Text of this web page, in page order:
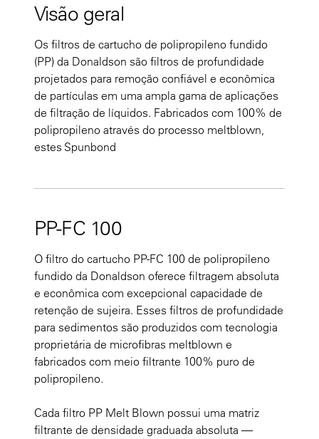
Visão geral
Os filtros de cartucho de polipropileno fundido
(PP) da Donaldson são filtros de profundidade
projetados para remoção confiável e econômica
de partículas em uma ampla gama de aplicações
de filtração de líquidos. Fabricados com 100% de
polipropileno através do processo meltblown,
estes Spunbond
PP-FC 100
O filtro do cartucho PP-FC 100 de polipropileno
fundido da Donaldson oferece filtragem absoluta
e econômica com excepcional capacidade de
retenção de sujeira. Esses filtros de profundidade
para sedimentos são produzidos com tecnologia
proprietária de microfibras meltblown e
fabricados com meio filtrante 100% puro de
polipropileno.
Cada filtro PP Melt Blown possui uma matriz
filtrante de densidade graduada absoluta —